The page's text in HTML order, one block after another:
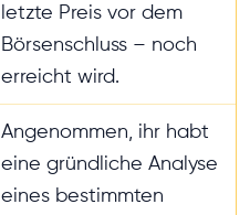
letzte Preis vor dem
Börsenschluss – noch
erreicht wird.
Angenommen, ihr habt
eine gründliche Analyse
eines bestimmten